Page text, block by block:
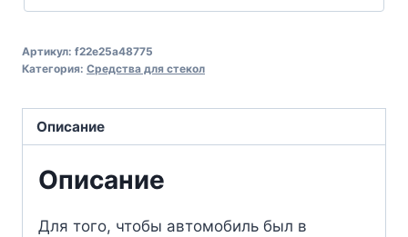
Артикул: f22e25a48775
Категория: Средства для стекол
Описание
Описание
Для того, чтобы автомобиль был в